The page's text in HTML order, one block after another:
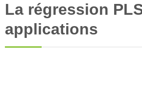
Notre catalogue
Accès aux formations
La régression
applications